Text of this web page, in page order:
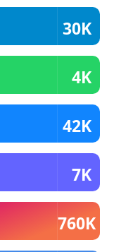
30K
4K
42K
7K
760K